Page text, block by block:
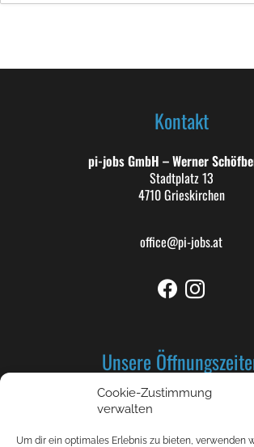
Cookie-Zustimmung
verwalten
Um dir ein optimales Erlebnis zu bieten, verwenden
Kontakt
pi-jobs GmbH – Werner
Stadtplatz 13
4710 Grieskirchen
office@pi-jobs.at
Unsere
Montag bis Donnerstag: 8-12 und 13-
Freitag 8-12 Uhr